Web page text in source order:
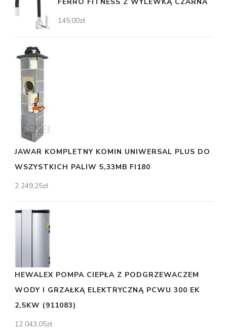
145,00zł
JAWAR KOMPLETNY KOMIN UNIWERSAL PLUS DO
WSZYSTKICH PALIW 5,33MB FI180
2 249,25zł
HEWALEX POMPA CIEPŁA Z PODGRZEWACZEM
WODY I GRZAŁKĄ ELEKTRYCZNĄ PCWU 300 EK
2,5KW (911083)
12 043,05zł